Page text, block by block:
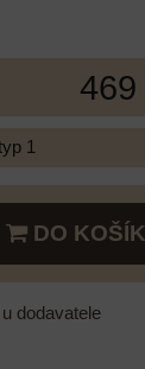
469
1
DO
dodavatele